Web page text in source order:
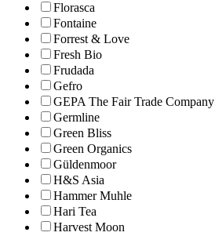
Florasca
Fontaine
Forrest & Love
Fresh Bio
Frudada
Gefro
GEPA The Fair Trade Company
Germline
Green Bliss
Green Organics
Güldenmoor
H&S Asia
Hammer Muhle
Hari Tea
Harvest Moon